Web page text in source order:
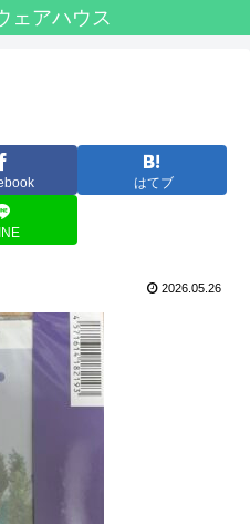
ェアハウス
はてブ
2026.05.26